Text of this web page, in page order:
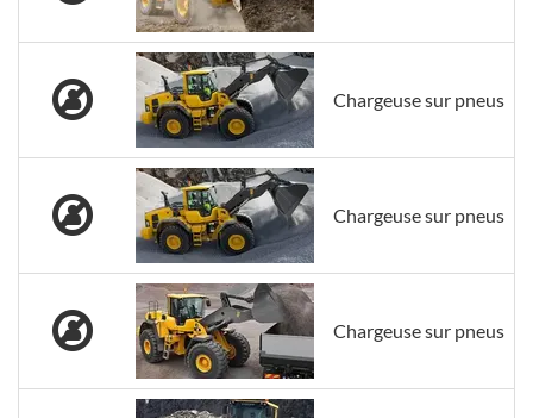
Chargeuse sur pneus
Chargeuse sur pneus
Chargeuse sur pneus